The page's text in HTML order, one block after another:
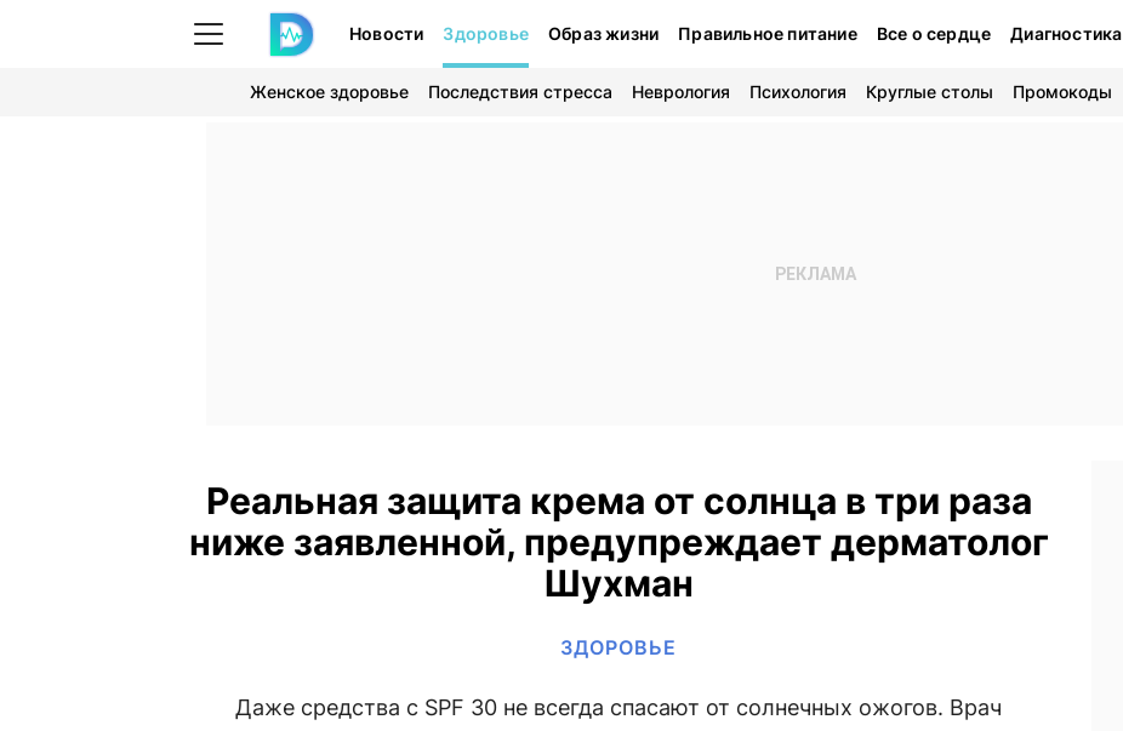
Новости Здоровье Образ жизни Правильное питание Все о сердце Диагностика
Женское здоровье Последствия стресса Неврология Психология Круглые столы Промокоды
Реальная защита крема от солнца в три раза
ниже заявленной, предупреждает дерматолог
Шухман
ЗДОРОВЬЕ
Даже средства с SPF 30 не всегда спасают от солнечных ожогов. Врач